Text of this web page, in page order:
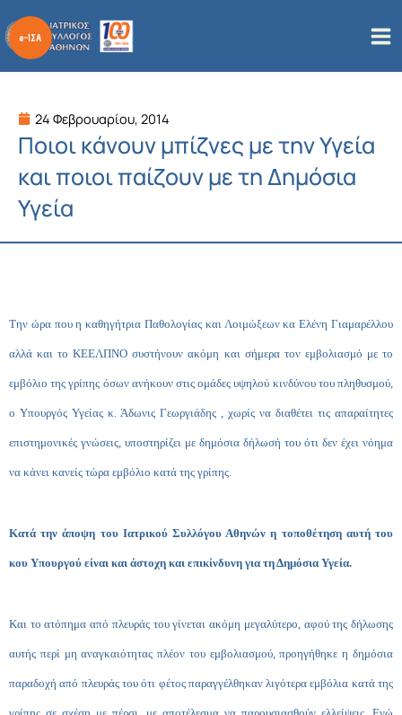
στο
περιεχόμενο
24 Φεβρουαρίου, 2014
Ποιοι κάνουν μπίζνες με την Υγεία
και ποιοι παίζουν με τη Δημόσια
Υγεία
Την ώρα που η καθηγήτρια Παθολογίας και Λοιμώξεων κα Ελένη Γιαμαρέλλου
αλλά και το ΚΕΕΛΠΝΟ συστήνουν ακόμη και σήμερα τον εμβολιασμό με το
εμβόλιο της γρίπης όσων ανήκουν στις ομάδες υψηλού κινδύνου του πληθυσμού,
ο Υπουργός Υγείας κ. Άδωνις Γεωργιάδης , χωρίς να διαθέτει τις απαραίτητες
επιστημονικές γνώσεις, υποστηρίζει με δημόσια δήλωσή του ότι δεν έχει νόημα
να κάνει κανείς τώρα εμβόλιο κατά της γρίπης.
Κατά την άποψη του Ιατρικού Συλλόγου Αθηνών η τοποθέτηση αυτή του
κου Υπουργού είναι και άστοχη και επικίνδυνη για τη Δημόσια Υγεία.
Και το ατόπημα από πλευράς του γίνεται ακόμη μεγαλύτερο, αφού της δήλωσης
αυτής περί μη αναγκαιότητας πλέον του εμβολιασμού, προηγήθηκε η δημόσια
παραδοχή από πλευράς του ότι φέτος παραγγέλθηκαν λιγότερα εμβόλια κατά της